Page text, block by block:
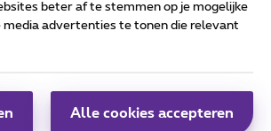
beter af te stemmen op je mogelijke
advertenties te tonen die relevant
Alle cookies accepteren